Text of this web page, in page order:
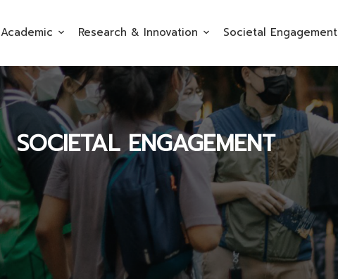
Academic Research & Innovation Societal Engagement
SOCIETAL ENGAGEMENT